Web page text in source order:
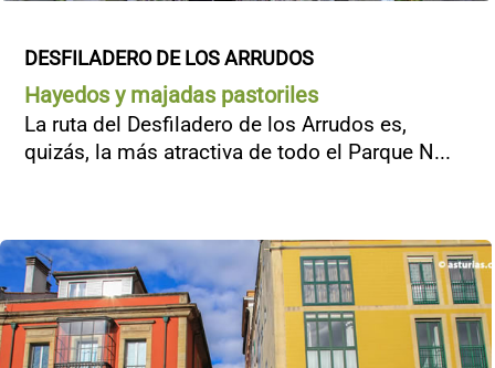
DESFILADERO DE LOS ARRUDOS
Hayedos y majadas pastoriles
La ruta del Desfiladero de los Arrudos es,
quizás, la más atractiva de todo el Parque N...